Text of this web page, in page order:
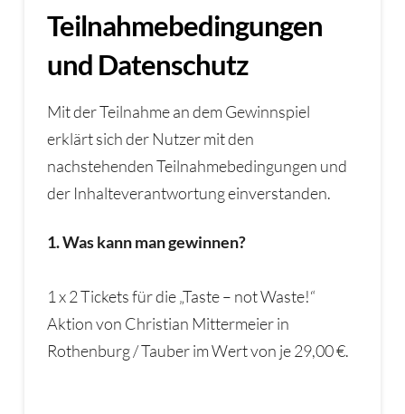
Teilnahmebedingungen
und Datenschutz
Mit der Teilnahme an dem Gewinnspiel
erklärt sich der Nutzer mit den
nachstehenden Teilnahmebedingungen und
der Inhalteverantwortung einverstanden.
1. Was kann man gewinnen?
1 x 2 Tickets für die „Taste – not Waste!“
Aktion von Christian Mittermeier in
Rothenburg / Tauber im Wert von je 29,00 €.